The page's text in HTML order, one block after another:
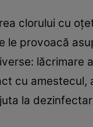
clorului cu
le provoacă
cu
la